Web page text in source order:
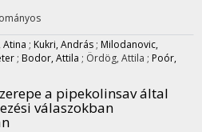
Atina ; Kukri, András ; Milodanovic,
; Bodor, Attila ; Ördög, Attila ; Poór,
a pipekolinsav által
válaszokban